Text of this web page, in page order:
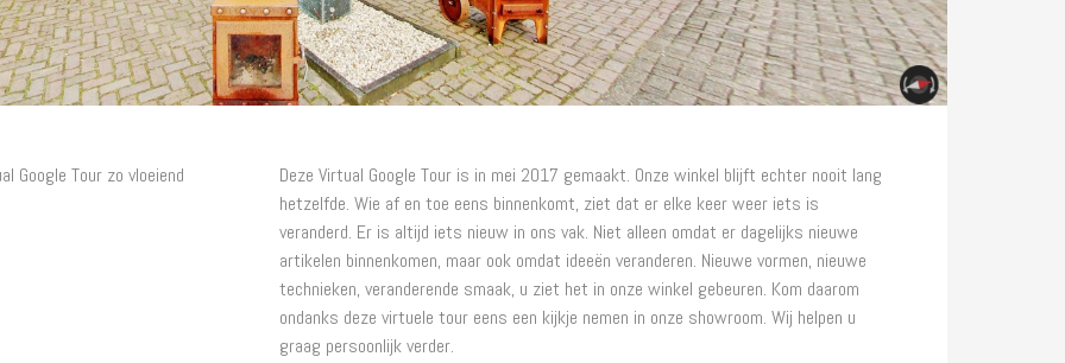
Google Tour zo vloeiend
Deze Virtual Google Tour is in mei 2017 gemaakt. Onze winkel blijft echter nooit lang
hetzelfde. Wie af en toe eens binnenkomt, ziet dat er elke keer weer iets is
veranderd. Er is altijd iets nieuw in ons vak. Niet alleen omdat er dagelijks nieuwe
artikelen binnenkomen, maar ook omdat ideeën veranderen. Nieuwe vormen, nieuwe
technieken, veranderende smaak, u ziet het in onze winkel gebeuren. Kom daarom
ondanks deze virtuele tour eens een kijkje nemen in onze showroom. Wij helpen u
graag persoonlijk verder.